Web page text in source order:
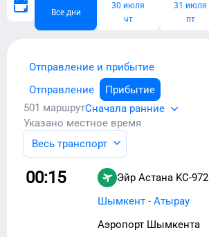
Все дни
30 июля
чт
31 июля
пт
Отправление и прибытие
Отправление
Прибытие
501 маршрутСначала ранние
Указано местное время
Весь транспорт
00:15 Эйр Астана KC-972
Шымкент - Атырау
Аэропорт Шымкента